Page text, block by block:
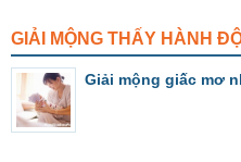
GIẢI MỘNG THẤY HÀNH
Giải mộng giấc mơ